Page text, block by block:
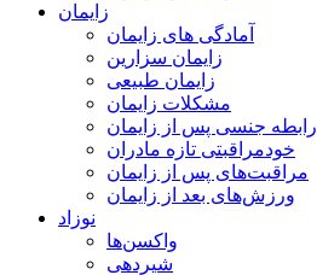
زایمان
آمادگی های زایمان
زایمان سزارین
زایمان طبیعی
مشکلات زایمان
رابطه جنسی پس از زایمان
خودمراقبتی تازه مادران
مراقبت‌های پس از زایمان
ورزش‌های بعد از زایمان
نوزاد
واکسن‌ها
شیردهی